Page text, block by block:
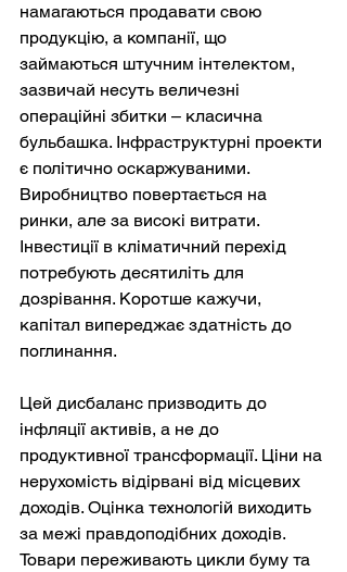
намагаються продавати свою
продукцію, а компанії, що
займаються штучним інтелектом,
зазвичай несуть величезні
операційні збитки – класична
бульбашка. Інфраструктурні проекти
є політично оскаржуваними.
Виробництво повертається на
ринки, але за високі витрати.
Інвестиції в кліматичний перехід
потребують десятиліть для
дозрівання. Коротше кажучи,
капітал випереджає здатність до
поглинання.
Цей дисбаланс призводить до
інфляції активів, а не до
продуктивної трансформації. Ціни на
нерухомість відірвані від місцевих
доходів. Оцінка технологій виходить
за межі правдоподібних доходів.
Товари переживають цикли буму та